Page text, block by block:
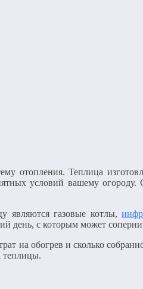
отопления. Теплица
условий вашему
являются газовые котлы,
день, с которым может
на обогрев и сколько
теплицы.